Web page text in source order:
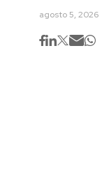
agosto 5, 2026